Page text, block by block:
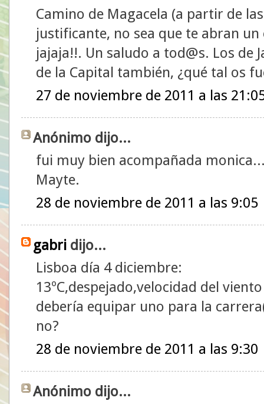
Camino de Magacela (a partir de
justificante, no sea que te abran
jajaja!!. Un saludo a tod@s. Los de
de la Capital también, ¿qué tal os
27 de noviembre de 2011 a las
Anónimo dijo...
fui muy bien acompañada
Mayte.
28 de noviembre de 2011 a las 9:05
gabri dijo...
Lisboa día 4 diciembre:
13ºC,despejado,velocidad del
debería equipar uno para la
no?
28 de noviembre de 2011 a las 9:30
Anónimo dijo...